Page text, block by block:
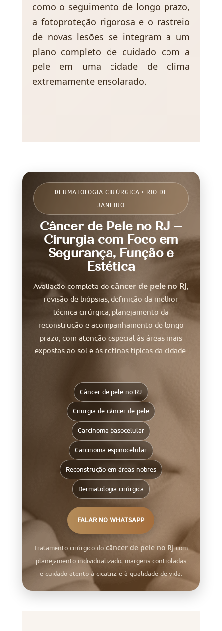
como o seguimento de longo prazo,
a fotoproteção rigorosa e o rastreio
de novas lesões se integram a um
plano completo de cuidado com a
pele em uma cidade de clima
extremamente ensolarado.
DERMATOLOGIA CIRÚRGICA • RIO DE
JANEIRO
Câncer de Pele no RJ –
Cirurgia com Foco em
Segurança, Função e
Estética
Avaliação completa docâncer de pele no RJ
revisão de biópsias, definição da melhor
técnica cirúrgica, planejamento da
reconstrução e acompanhamento de longo
prazo, com atenção especial às áreas mais
expostas ao sol e às rotinas típicas da cidade.
Câncer de pele no RJ
Cirurgia de câncer de pele
Carcinoma basocelular
Carcinoma espinocelular
Reconstrução em áreas nobres
Dermatologia cirúrgica
FALAR NO WHATSAPP
Tratamento cirúrgico docâncer de pele no RJcom
planejamento individualizado, margens controladas
e cuidado atento à cicatriz e à qualidade de vida.